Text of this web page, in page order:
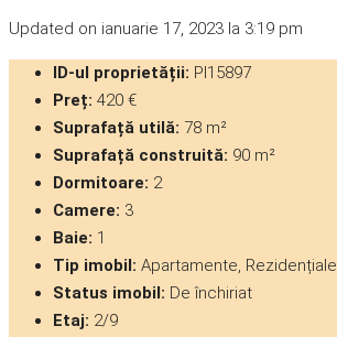
Updated on ianuarie 17, 2023 la 3:19 pm
ID-ul proprietății: PI15897
Preț: 420 €
Suprafață utilă: 78 m²
Suprafață construită: 90 m²
Dormitoare: 2
Camere: 3
Baie: 1
Tip imobil: Apartamente, Rezidențiale
Status imobil: De închiriat
Etaj: 2/9